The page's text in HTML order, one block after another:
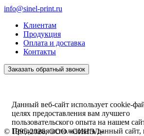
info@sinel-print.ru
Клиентам
Продукция
Оплата и доставка
Контакты
Заказать обратный звонок
© 1995-2026, ООО «СИНЭЛ»
Данный веб-сайт использует cookie-
целях предоставления вам лучшего
пользовательского опыта на нашем
Продолжая использовать данный сайт,